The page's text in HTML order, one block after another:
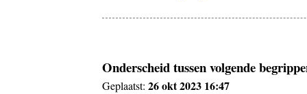
Onderscheid tussen volgende
Geplaatst:26 okt 2023 16:47